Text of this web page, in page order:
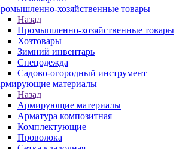
хозяйственные товары
Назад
Промышленно-хозяйственные товары
Хозтовары
Зимний инвентарь
Спецодежда
Садово-огородный инструмент
материалы
Назад
Армирующие материалы
Арматура композитная
Комплектующие
Проволока